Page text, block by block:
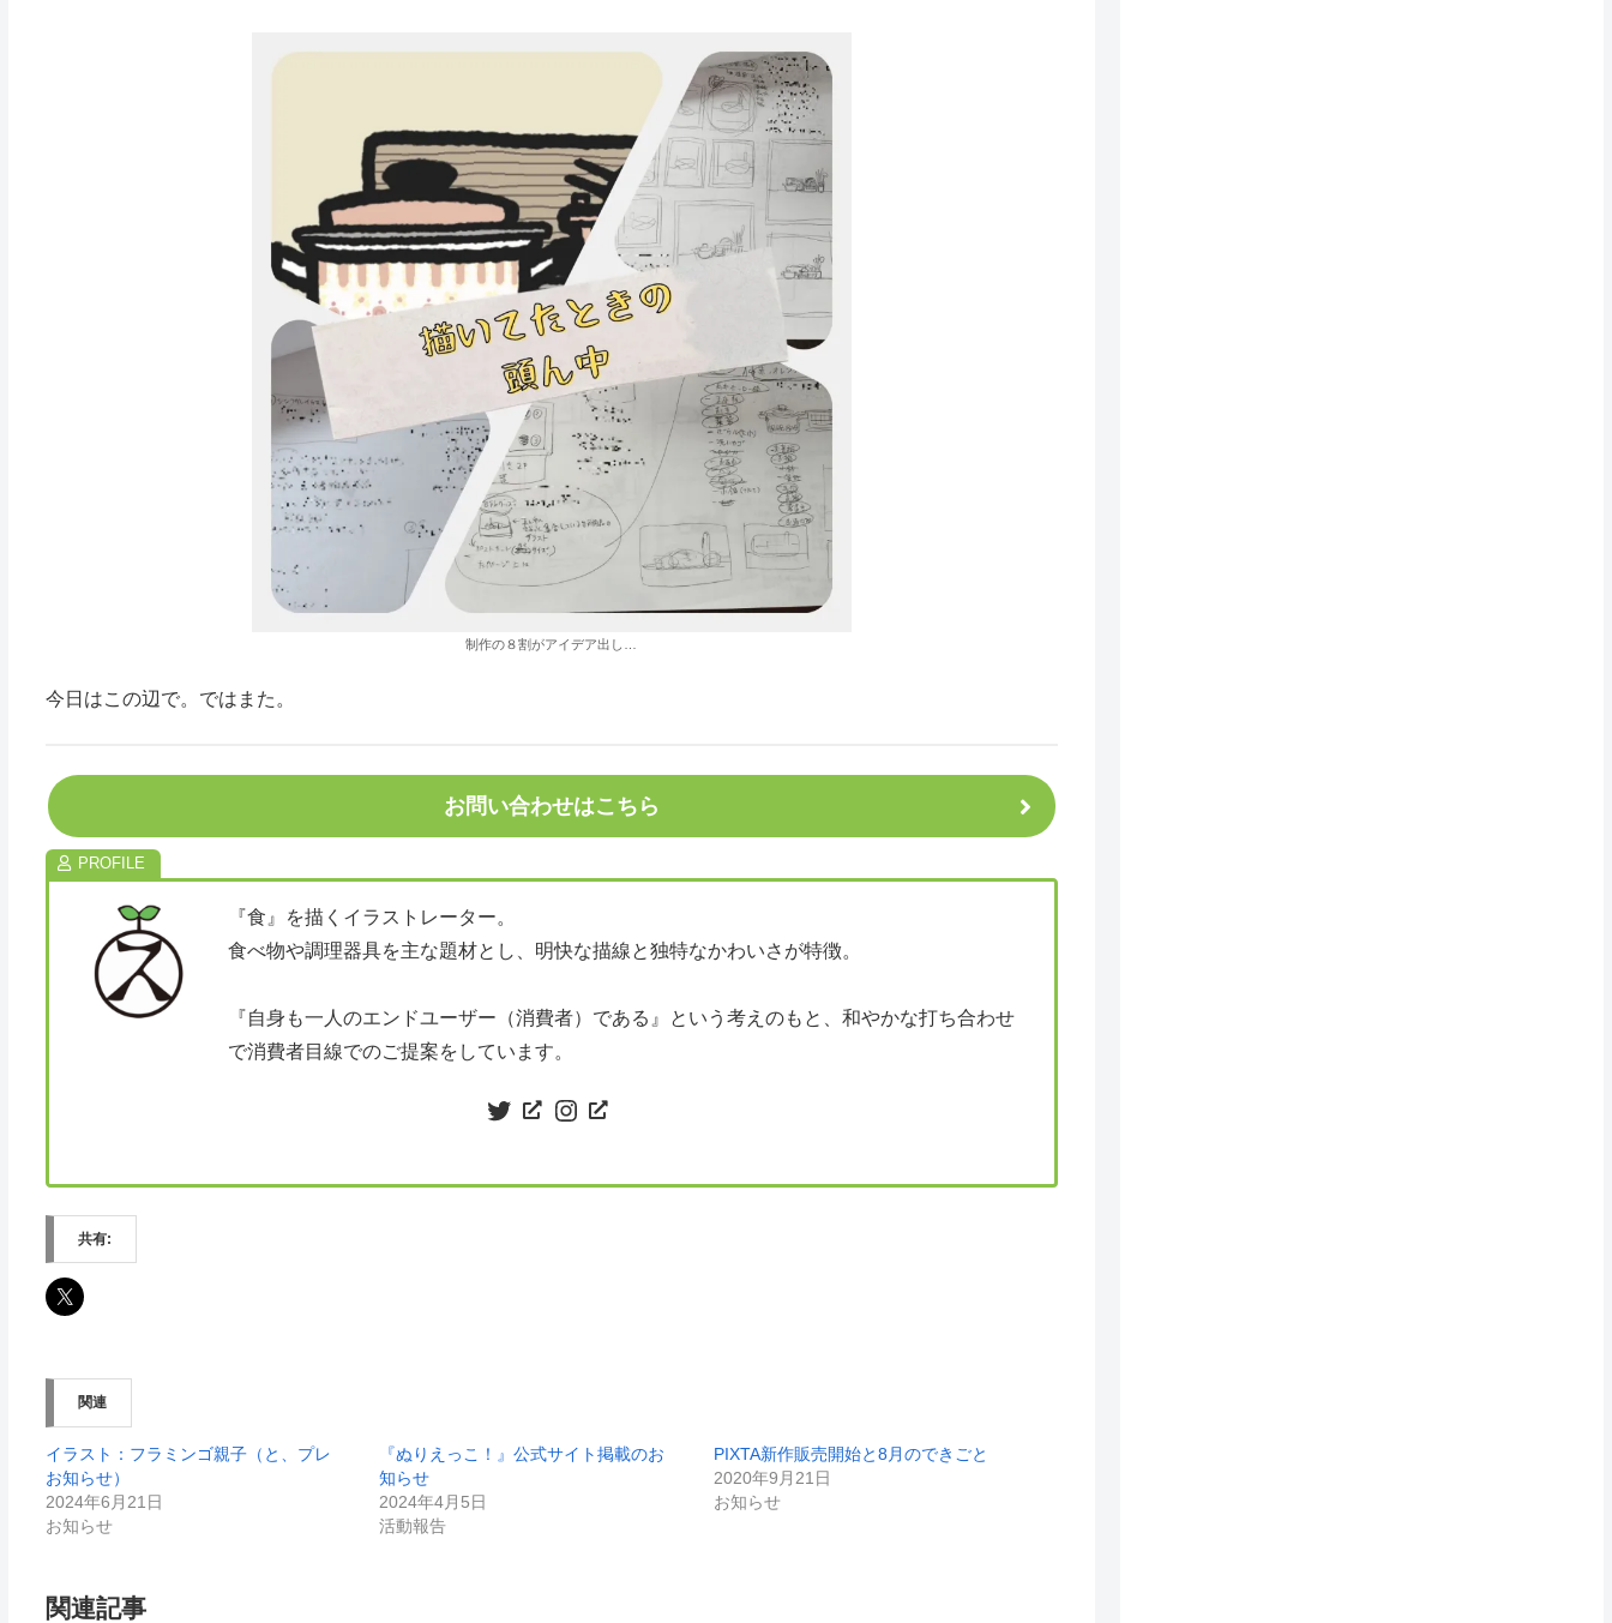
制作の８割がアイデア出し…
今日はこの辺で。ではまた。
お問い合わせはこちら
『食』を描くイラストレーター。
食べ物や調理器具を主な題材とし、明快な描線と独特なかわいさが特徴。
『自身も一人のエンドユーザー（消費者）である』という考えのもと、和やかな打ち合わせ
で消費者目線でのご提案をしています。
TwitterInstagram
共有:
関連
イラスト：フラミンゴ親子（と、プレ
お知らせ）
2024年6月21日
お知らせ
『ぬりえっこ！』公式サイト掲載のお
知らせ
2024年4月5日
活動報告
PIXTA新作販売開始と8月のできごと
2020年9月21日
お知らせ
関連記事